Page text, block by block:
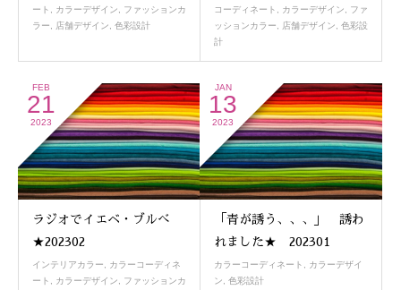
ート , カラーデザイン, ファッションカ
ラー, 店舗デザイン, 色彩設計
コーディネート , カラーデザイン, ファ
ッションカラー, 店舗デザイン, 色彩設
計
FEB
21
2023
ラジオでイエベ・ブルべ
★202302
インテリアカラー
カラーコーディネ
ート
カラーデザイン
ファッションカ
JAN
13
2023
「青が誘う、、、」 誘わ
れました★ 202301
カラーコーディネート
カラーデザイ
ン
色彩設計